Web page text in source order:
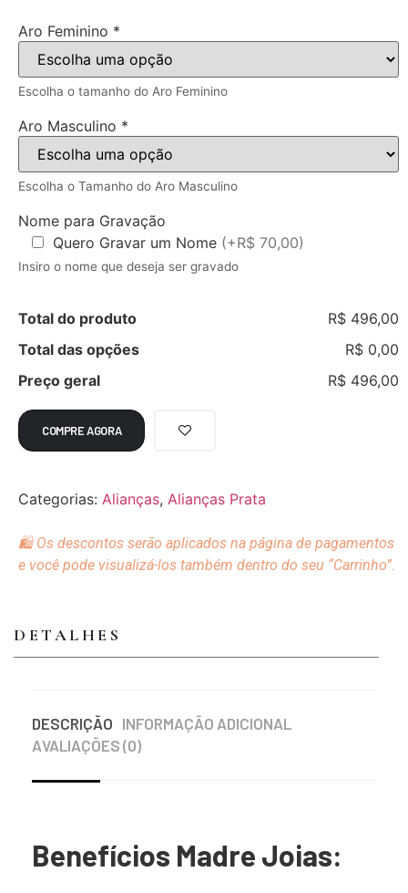
Aro Feminino *
Escolha o tamanho do Aro Feminino
Aro Masculino *
Escolha o Tamanho do Aro Masculino
Nome para Gravação
Quero Gravar um Nome (+R$ 70,00)
Insiro o nome que deseja ser gravado
Total do produto
R$ 496,00
Total das opções
R$ 0,00
Preço geral
R$ 496,00
COMPRE AGORA
Categorias: Alianças, Alianças Prata
🛍️ Os descontos serão aplicados na página de pagamentos
e você pode visualizá-los também dentro do seu “Carrinho”.
DETALHES
DESCRIÇÃO INFORMAÇÃO ADICIONAL
AVALIAÇÕES (0)
Benefícios Madre Joias: